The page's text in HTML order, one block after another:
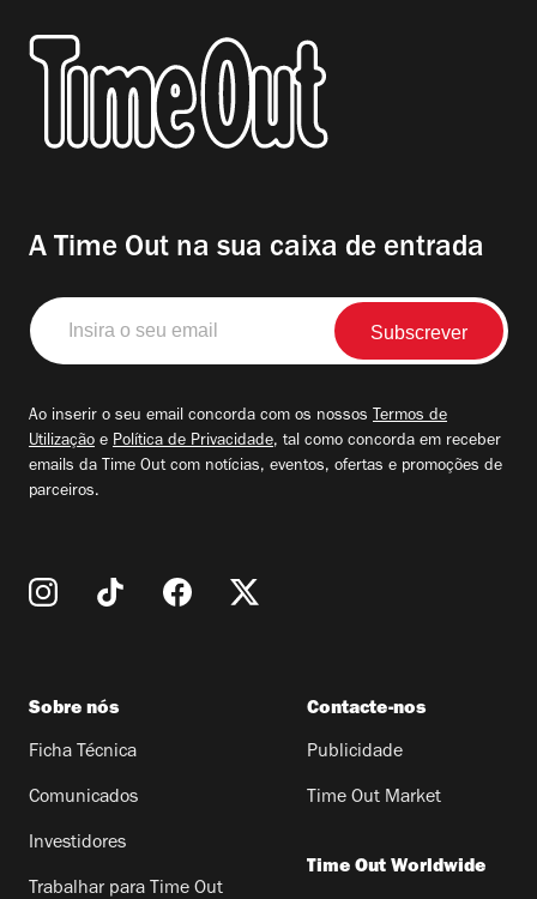
A Time Out na sua caixa de entrada
Insira
o
seu
Ao inserir o seu email concorda com os nossos Termos de
Utilização e Política de Privacidade, tal como concorda em receber
emails da Time Out com notícias, eventos, ofertas e promoções de
parceiros.
Sobre nós
Ficha Técnica
Comunicados
Investidores
Trabalhar para Time Out
Contacte-nos
Publicidade
Time Out Market
Time Out Worldwide